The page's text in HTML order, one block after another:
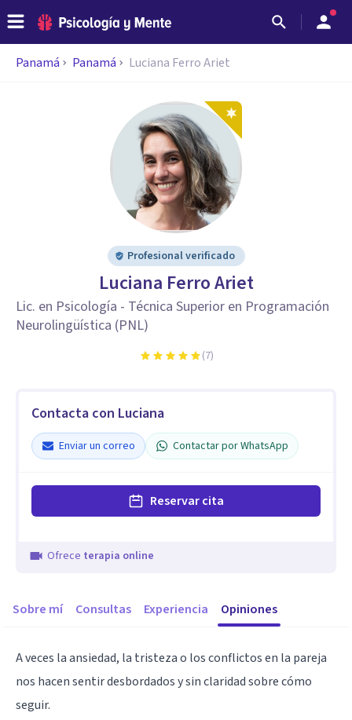
Panamá Panamá Luciana Ferro Ariet
Profesional verificado
Luciana Ferro Ariet
Lic. en Psicología - Técnica Superior en Programación
Neurolingüística (PNL)
(7)
Contacta con Luciana
Enviar un correo Contactar por WhatsApp
Reservar cita
Ofrece terapia online
Sobre mí Consultas Experiencia Opiniones
A veces la ansiedad, la tristeza o los conflictos en la pareja
nos hacen sentir desbordados y sin claridad sobre cómo
seguir.